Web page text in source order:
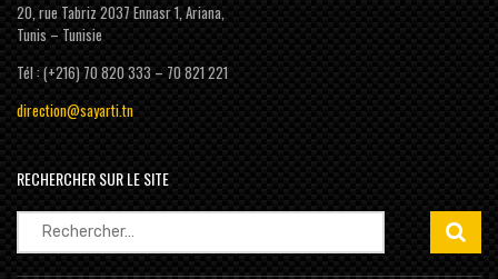
20, rue Tabriz 2037 Ennasr 1, Ariana,
Tunis – Tunisie
Tél : (+216) 70 820 333 – 70 821 221
direction@sayarti.tn
RECHERCHER SUR LE SITE
Rechercher :